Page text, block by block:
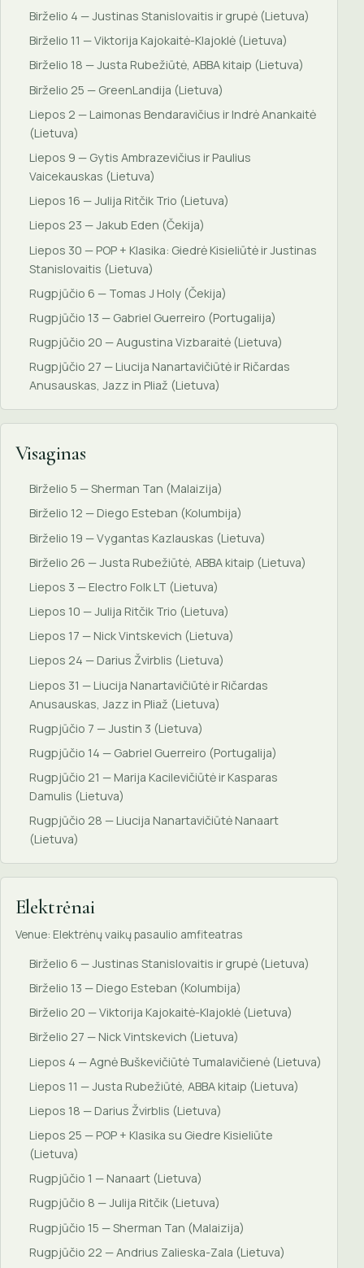
Birželio 4 — Justinas Stanislovaitis ir grupė (Lietuva)
Birželio 11 — Viktorija Kajokaitė-Klajoklė (Lietuva)
Birželio 18 — Justa Rubežiūtė, ABBA kitaip (Lietuva)
Birželio 25 — GreenLandija (Lietuva)
Liepos 2 — Laimonas Bendaravičius ir Indrė Anankaitė
(Lietuva)
Liepos 9 — Gytis Ambrazevičius ir Paulius
Vaicekauskas (Lietuva)
Liepos 16 — Julija Ritčik Trio (Lietuva)
Liepos 23 — Jakub Eden (Čekija)
Liepos 30 — POP + Klasika: Giedrė Kisieliūtė ir Justinas
Stanislovaitis (Lietuva)
Rugpjūčio 6 — Tomas J Holy (Čekija)
Rugpjūčio 13 — Gabriel Guerreiro (Portugalija)
Rugpjūčio 20 — Augustina Vizbaraitė (Lietuva)
Rugpjūčio 27 — Liucija Nanartavičiūtė ir Ričardas
Anusauskas, Jazz in Pliaž (Lietuva)
Visaginas
Birželio 5 — Sherman Tan (Malaizija)
Birželio 12 — Diego Esteban (Kolumbija)
Birželio 19 — Vygantas Kazlauskas (Lietuva)
Birželio 26 — Justa Rubežiūtė, ABBA kitaip (Lietuva)
Liepos 3 — Electro Folk LT (Lietuva)
Liepos 10 — Julija Ritčik Trio (Lietuva)
Liepos 17 — Nick Vintskevich (Lietuva)
Liepos 24 — Darius Žvirblis (Lietuva)
Liepos 31 — Liucija Nanartavičiūtė ir Ričardas
Anusauskas, Jazz in Pliaž (Lietuva)
Rugpjūčio 7 — Justin 3 (Lietuva)
Rugpjūčio 14 — Gabriel Guerreiro (Portugalija)
Rugpjūčio 21 — Marija Kacilevičiūtė ir Kasparas
Damulis (Lietuva)
Rugpjūčio 28 — Liucija Nanartavičiūtė Nanaart
(Lietuva)
Elektrėnai
Venue: Elektrėnų vaikų pasaulio amfiteatras
Birželio 6 — Justinas Stanislovaitis ir grupė (Lietuva)
Birželio 13 — Diego Esteban (Kolumbija)
Birželio 20 — Viktorija Kajokaitė-Klajoklė (Lietuva)
Birželio 27 — Nick Vintskevich (Lietuva)
Liepos 4 — Agnė Buškevičiūtė Tumalavičienė (Lietuva)
Liepos 11 — Justa Rubežiūtė, ABBA kitaip (Lietuva)
Liepos 18 — Darius Žvirblis (Lietuva)
Liepos 25 — POP + Klasika su Giedre Kisieliūte
(Lietuva)
Rugpjūčio 1 — Nanaart (Lietuva)
Rugpjūčio 8 — Julija Ritčik (Lietuva)
Rugpjūčio 15 — Sherman Tan (Malaizija)
Rugpjūčio 22 — Andrius Zalieska-Zala (Lietuva)